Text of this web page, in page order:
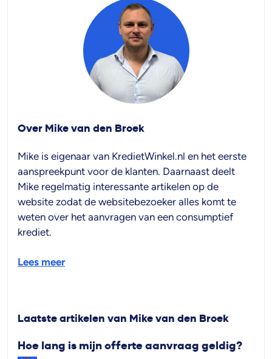
Over Mike van den Broek
Mike is eigenaar van KredietWinkel.nl en het eerste
aanspreekpunt voor de klanten. Daarnaast deelt
Mike regelmatig interessante artikelen op de
website zodat de websitebezoeker alles komt te
weten over het aanvragen van een consumptief
krediet.
Lees meer
Laatste artikelen van Mike van den Broek
Hoe lang is mijn offerte aanvraag geldig?